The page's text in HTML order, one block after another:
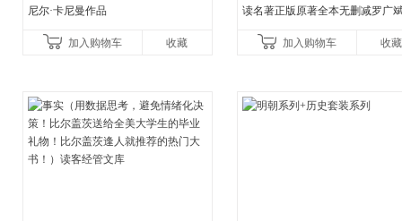
尼尔·卡尼曼作品
加入购物车 收藏
读名著正版原著全本无删减罗广
初中生课外书中国青
加入购物车 收藏